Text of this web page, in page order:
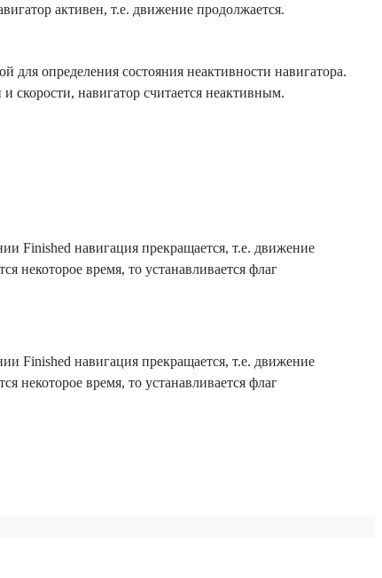
активен, т.е. движение продолжается.
для определения состояния неактивности навигатора.
скорости, навигатор считается неактивным.
Finished навигация прекращается, т.е. движение
некоторое время, то устанавливается флаг
Finished навигация прекращается, т.е. движение
некоторое время, то устанавливается флаг